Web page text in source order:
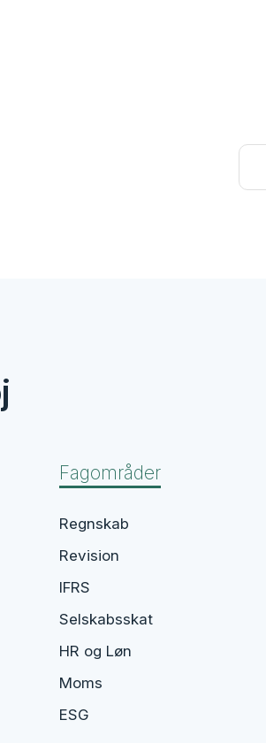
Fagområder
Regnskab
Revision
IFRS
Selskabsskat
HR og Løn
Moms
ESG